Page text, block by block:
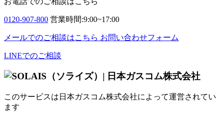
0120-907-800 営業時間:9:00~17:00
メールでのご相談はこちら お問い合わせフォーム
LINEでのご相談
このサービスは日本ガスコム株式会社によって運営されてい
ます